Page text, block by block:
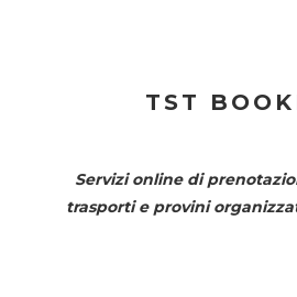
TST
Servizi online di
trasporti e provini